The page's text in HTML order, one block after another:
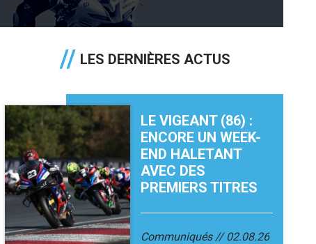
LES DERNIÈRES ACTUS
LE VIGEANT (86) :
ENCORE UN WEEK-
END HALETANT
AVEC DES
PREMIERS TITRES
Communiqués 02.08.26